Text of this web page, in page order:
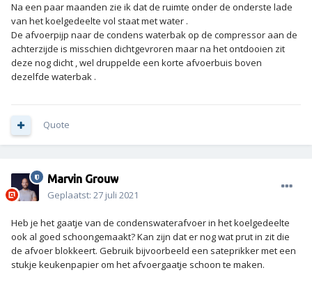
Na een paar maanden zie ik dat de ruimte onder de onderste lade
van het koelgedeelte vol staat met water .
De afvoerpijp naar de condens waterbak op de compressor aan de
achterzijde is misschien dichtgevroren maar na het ontdooien zit
deze nog dicht , wel druppelde een korte afvoerbuis boven
dezelfde waterbak .
Quote
Marvin Grouw
Geplaatst: 27 juli 2021
Heb je het gaatje van de condenswaterafvoer in het koelgedeelte
ook al goed schoongemaakt? Kan zijn dat er nog wat prut in zit die
de afvoer blokkeert. Gebruik bijvoorbeeld een sateprikker met een
stukje keukenpapier om het afvoergaatje schoon te maken.